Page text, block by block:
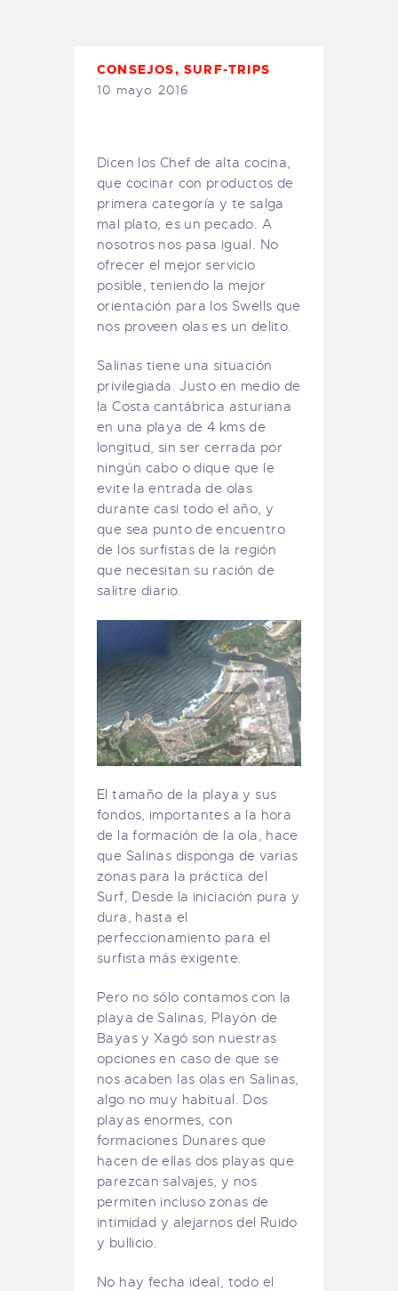
PEDIDOS
CONSEJOS,SURF-TRIPS
10 mayo 2016
Dicen los Chef de alta cocina,
que cocinar con productos de
primera categoría y te salga
mal plato, es un pecado. A
nosotros nos pasa igual. No
ofrecer el mejor servicio
posible, teniendo la mejor
orientación para los Swells que
nos proveen olas es un delito.
Salinas tiene una situación
privilegiada. Justo en medio de
la Costa cantábrica asturiana
en una playa de 4 kms de
longitud, sin ser cerrada por
ningún cabo o dique que le
evite la entrada de olas
durante casi todo el año, y
que sea punto de encuentro
de los surfistas de la región
que necesitan su ración de
salitre diario.
El tamaño de la playa y sus
fondos, importantes a la hora
de la formación de la ola, hace
que Salinas disponga de varias
zonas para la práctica del
Surf, Desde la iniciación pura y
dura, hasta el
perfeccionamiento para el
surfista más exigente.
Pero no sólo contamos con la
playa de Salinas, Playón de
Bayas y Xagó son nuestras
opciones en caso de que se
nos acaben las olas en Salinas,
algo no muy habitual. Dos
playas enormes, con
formaciones Dunares que
hacen de ellas dos playas que
parezcan salvajes, y nos
permiten incluso zonas de
intimidad y alejarnos del Ruido
y bullicio.
No hay fecha ideal, todo el